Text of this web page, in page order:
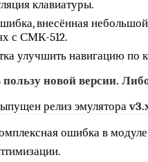
клавиатуры.
внесённая
с СМК-512.
улучшить навигацию по
новой версии.
релиз эмулятора
ошибка в